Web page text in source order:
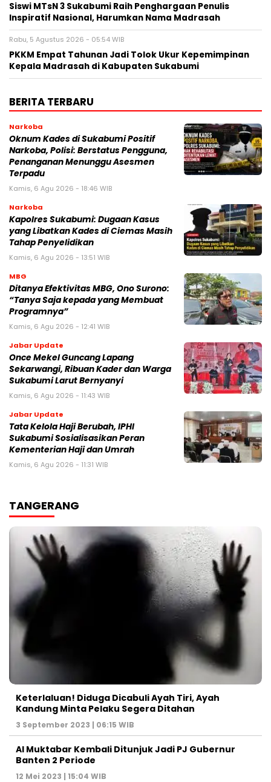
‎Siswi MTsN 3 Sukabumi Raih Penghargaan Penulis
Inspiratif Nasional, Harumkan Nama Madrasah‎
Rabu, 5 Agustus 2026 - 05:54 WIB
PKKM Empat Tahunan Jadi Tolok Ukur Kepemimpinan
Kepala Madrasah di Kabupaten Sukabumi
BERITA TERBARU
Narkoba
Oknum Kades di Sukabumi Positif
Narkoba, Polisi: Berstatus Pengguna,
Penanganan Menunggu Asesmen
Terpadu
Kamis, 6 Agu 2026 - 18:46 WIB
Narkoba
Kapolres Sukabumi: Dugaan Kasus
yang Libatkan Kades di Ciemas Masih
Tahap Penyelidikan
Kamis, 6 Agu 2026 - 13:51 WIB
MBG
‎Ditanya Efektivitas MBG, Ono Surono:
“Tanya Saja kepada yang Membuat
Programnya”‎
Kamis, 6 Agu 2026 - 12:41 WIB
Jabar Update
Once Mekel Guncang Lapang
Sekarwangi, Ribuan Kader dan Warga
Sukabumi Larut Bernyanyi
Kamis, 6 Agu 2026 - 11:43 WIB
Jabar Update
Tata Kelola Haji Berubah, IPHI
Sukabumi Sosialisasikan Peran
Kementerian Haji dan Umrah
Kamis, 6 Agu 2026 - 11:31 WIB
TANGERANG
Keterlaluan! Diduga Dicabuli Ayah Tiri, Ayah
Kandung Minta Pelaku Segera Ditahan
3 September 2023 | 06:15 WIB
Al Muktabar Kembali Ditunjuk Jadi PJ Gubernur
Banten 2 Periode
12 Mei 2023 | 15:04 WIB